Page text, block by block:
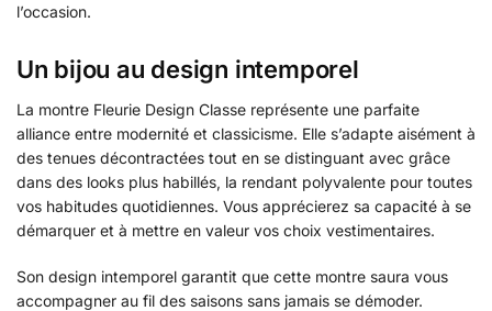
l’occasion.
Un bijou au design intemporel
La montre Fleurie Design Classe représente une parfaite
alliance entre modernité et classicisme. Elle s’adapte aisément à
des tenues décontractées tout en se distinguant avec grâce
dans des looks plus habillés, la rendant polyvalente pour toutes
vos habitudes quotidiennes. Vous apprécierez sa capacité à se
démarquer et à mettre en valeur vos choix vestimentaires.
Son design intemporel garantit que cette montre saura vous
accompagner au fil des saisons sans jamais se démoder.